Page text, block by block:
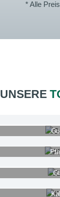
* Alle
UNSERE